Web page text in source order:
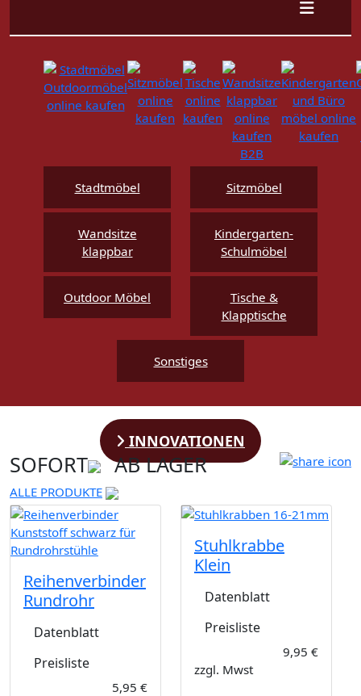
Stadtmöbel Sitzmöbel
Wandsitze
klappbar
Kindergarten-
Schulmöbel
Outdoor Möbel
Tische &
Klapptische
Sonstiges
INNOVATIONEN
SOFORT AB LAGER
ALLE PRODUKTE
Reihenverbinder
Rundrohr
Datenblatt
Preisliste
5,95 €
Stuhlkrabbe
Klein
Datenblatt
Preisliste
9,95 €
zzgl. Mwst